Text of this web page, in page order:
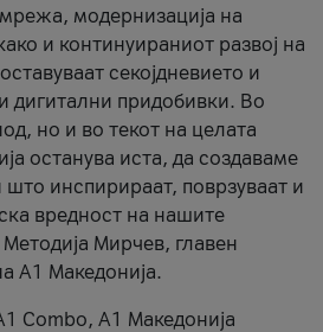
модернизација на
и континуираниот развој на
секојдневието и
дигитални придобивки. Во
но и во текот на целата
останува иста, да создаваме
што инспирираат, поврзуваат и
вредност на нашите
Методија Мирчев, главен
А1 Македонија.
Combo, А1 Македонија